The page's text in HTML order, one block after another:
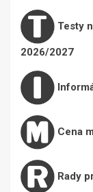
Testy
2026/2027
Cena
Rady